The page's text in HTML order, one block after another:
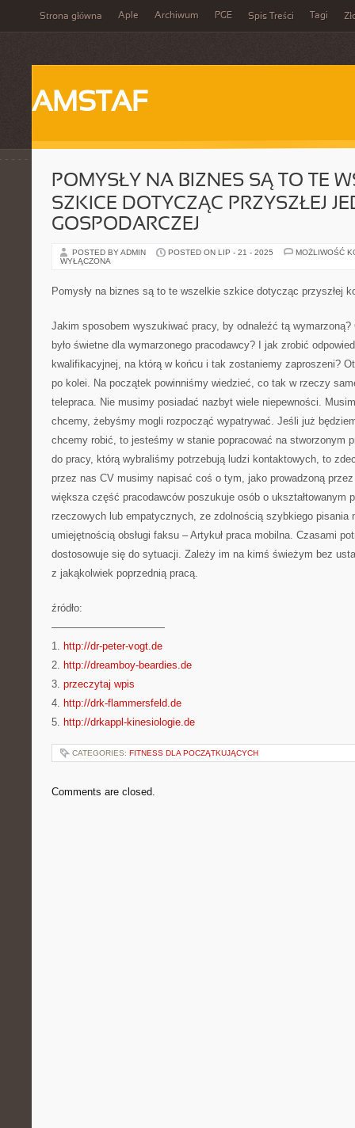
Strona główna Aple Archiwum PGE Spis Treści Tagi
AMSTAF
POMYSŁY NA BIZNES SĄ TO TE
SZKICE DOTYCZĄC PRZYSZŁEJ
GOSPODARCZEJ
POSTED BY ADMIN POSTED ON LIP - 21 - 2025
MOŻLIWOŚĆ
WYŁĄCZONA
Pomysły na biznes są to te wszelkie szkice dotycząc przyszłej
Jakim sposobem wyszukiwać pracy, by odnaleźć tą
było świetne dla wymarzonego pracodawcy? I jak zrobić
kwalifikacyjnej, na którą w końcu i tak zostaniemy zaproszeni?
po kolei. Na początek powinniśmy wiedzieć, co tak w rzeczy
telepraca. Nie musimy posiadać nazbyt wiele niepewności.
chcemy, żebyśmy mogli rozpocząć wypatrywać. Jeśli już
chcemy robić, to jesteśmy w stanie popracować na stworzonym
do pracy, którą wybraliśmy potrzebują ludzi kontaktowych, to
przez nas CV musimy napisać coś o tym, jako prowadzoną
większa część pracodawców poszukuje osób o ukształtowanym
rzeczowych lub empatycznych, ze zdolnością szybkiego pisania
umiejętnością obsługi faksu – Artykuł praca mobilna. Czasami
dostosowuje się do sytuacji. Zależy im na kimś świeżym bez
z jakąkolwiek poprzednią pracą.
źródło:
———————————
1. http://dr-peter-vogt.de
2. http://dreamboy-beardies.de
3. przeczytaj wpis
4. http://drk-flammersfeld.de
5. http://drkappl-kinesiologie.de
CATEGORIES: FITNESS DLA POCZĄTKUJĄCYCH
Comments are closed.